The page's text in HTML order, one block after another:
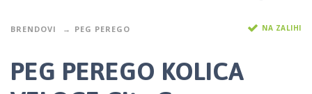
BRENDOVI PEG PEREGO NA ZALIHI
PEG PEREGO KOLICA